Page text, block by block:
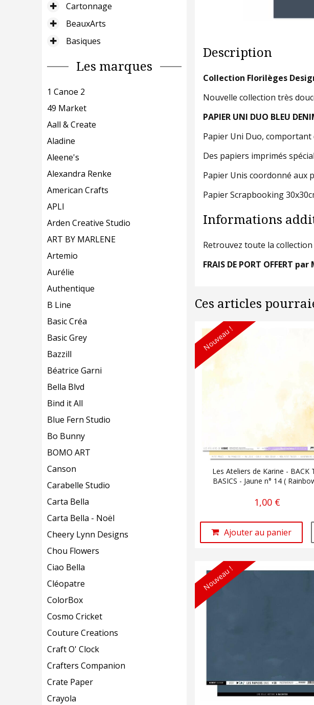
Cartonnage
BeauxArts
Basiques
Les marques
1 Canoe 2
49 Market
Aall & Create
Aladine
Aleene's
Alexandra Renke
American Crafts
APLI
Arden Creative Studio
ART BY MARLENE
Artemio
Aurélie
Authentique
B Line
Basic Créa
Basic Grey
Bazzill
Béatrice Garni
Bella Blvd
Bind it All
Blue Fern Studio
Bo Bunny
BOMO ART
Canson
Carabelle Studio
Carta Bella
Carta Bella - Noël
Cheery Lynn Designs
Chou Flowers
Ciao Bella
Cléopatre
ColorBox
Cosmo Cricket
Couture Creations
Craft O' Clock
Crafters Companion
Crate Paper
Crayola
Description
Collection Florilèges
Nouvelle collection très
PAPIER UNI DUO BLEU
Papier Uni Duo,
Des papiers imprimés
Papier Unis coordonné aux
Papier Scrapbooking
Informations
Retrouvez toute la
FRAIS DE PORT OFFERT
Ces articles
Nouveau !
Les Ateliers de Karine - BACK
BASICS - Jaune n° 14 (
1,00 €
Ajouter au panier
Nouveau !